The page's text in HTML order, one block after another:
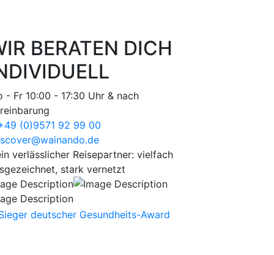
BERATEN DICH
- Fr 10:00 - 17:30 Uhr & nach
(0)9571 92 99 00
verlässlicher Reisepartner: vielfach
stark vernetzt